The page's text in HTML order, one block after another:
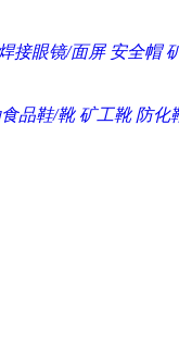
接眼镜/面屏 安全帽
品鞋/靴 矿工靴 防化